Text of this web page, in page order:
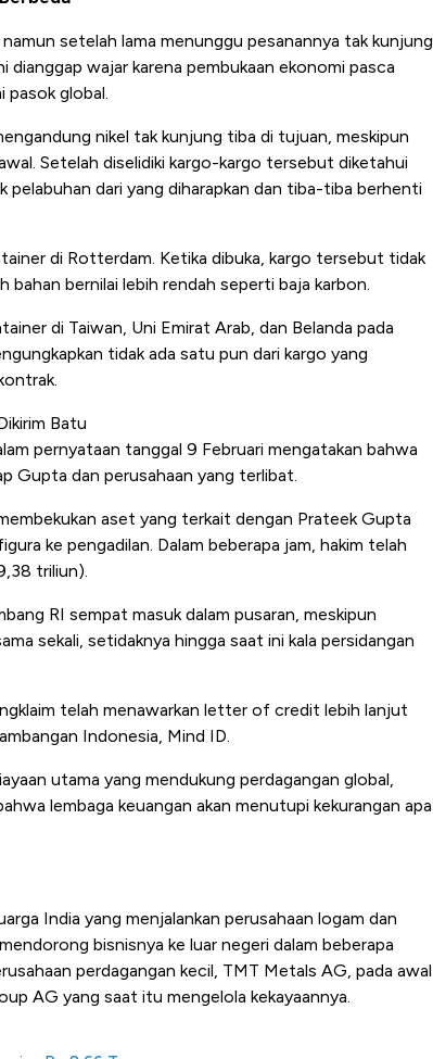
setelah lama menunggu pesanannya tak kunjung
dianggap wajar karena pembukaan ekonomi pasca
pasok global.
nikel tak kunjung tiba di tujuan, meskipun
Setelah diselidiki kargo-kargo tersebut diketahui
pelabuhan dari yang diharapkan dan tiba-tiba berhenti
di Rotterdam. Ketika dibuka, kargo tersebut tidak
bahan bernilai lebih rendah seperti baja karbon.
di Taiwan, Uni Emirat Arab, dan Belanda pada
tidak ada satu pun dari kargo yang
Batu
pernyataan tanggal 9 Februari mengatakan bahwa
Gupta dan perusahaan yang terlibat.
aset yang terkait dengan Prateek Gupta
ke pengadilan. Dalam beberapa jam, hakim telah
triliun).
RI sempat masuk dalam pusaran, meskipun
sekali, setidaknya hingga saat ini kala persidangan
telah menawarkan letter of credit lebih lanjut
Indonesia, Mind ID.
utama yang mendukung perdagangan global,
lembaga keuangan akan menutupi kekurangan apa
India yang menjalankan perusahaan logam dan
bisnisnya ke luar negeri dalam beberapa
perdagangan kecil, TMT Metals AG, pada awal
AG yang saat itu mengelola kekayaannya.
Adu Panas Kinerja Emiten Minyak RI,
Mana yang Cuannya Paling Menyala?